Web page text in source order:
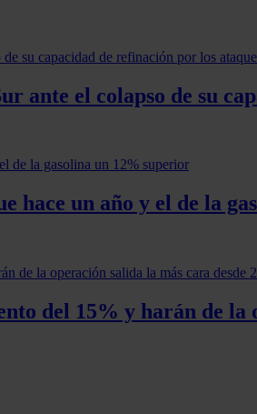
ante el colapso de su
hace un año y el de la
del 15% y harán de la